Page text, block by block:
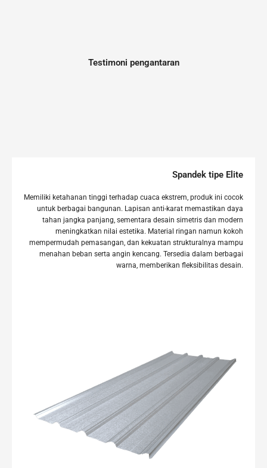
Testimoni pengantaran
Spandek tipe Elite
Memiliki ketahanan tinggi terhadap cuaca ekstrem, produk ini cocok
untuk berbagai bangunan. Lapisan anti-karat memastikan daya
tahan jangka panjang, sementara desain simetris dan modern
meningkatkan nilai estetika. Material ringan namun kokoh
mempermudah pemasangan, dan kekuatan strukturalnya mampu
menahan beban serta angin kencang. Tersedia dalam berbagai
warna, memberikan fleksibilitas desain.